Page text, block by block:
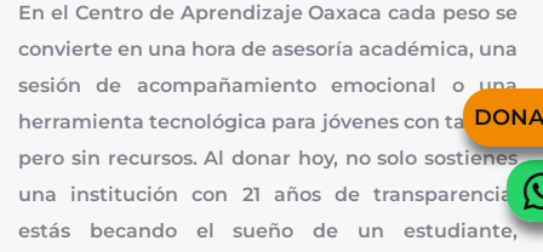
En el Centro de Aprendizaje Oaxaca cada peso se
convierte en una hora de asesoría académica, una
sesión de acompañamiento emocional o una
herramienta tecnológica para jóvenes con talento
pero sin recursos. Al donar hoy, no solo sostienes
una institución con 21 años de transparencia;
estás becando el sueño de un estudiante,